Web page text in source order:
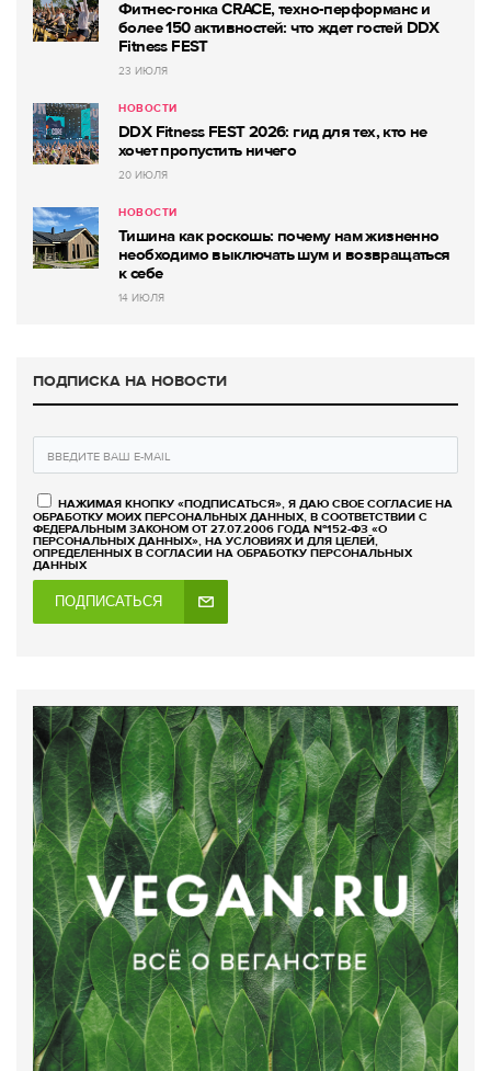
Фитнес-гонка CRACE, техно-перформанс и
более 150 активностей: что ждет гостей DDX
Fitness FEST
23 ИЮЛЯ
НОВОСТИ
DDX Fitness FEST 2026: гид для тех, кто не
хочет пропустить ничего
20 ИЮЛЯ
НОВОСТИ
Тишина как роскошь: почему нам жизненно
необходимо выключать шум и возвращаться
к себе
14 ИЮЛЯ
ПОДПИСКА НА НОВОСТИ
НАЖИМАЯ КНОПКУ «ПОДПИСАТЬСЯ», Я ДАЮ СВОЕ СОГЛАСИЕ НА
ОБРАБОТКУ МОИХ ПЕРСОНАЛЬНЫХ ДАННЫХ, В СООТВЕТСТВИИ С
ФЕДЕРАЛЬНЫМ ЗАКОНОМ ОТ 27.07.2006 ГОДА №152-ФЗ «О
ПЕРСОНАЛЬНЫХ ДАННЫХ», НА УСЛОВИЯХ И ДЛЯ ЦЕЛЕЙ,
ОПРЕДЕЛЕННЫХ В СОГЛАСИИ НА ОБРАБОТКУ ПЕРСОНАЛЬНЫХ
ДАННЫХ
ПОДПИСАТЬСЯ